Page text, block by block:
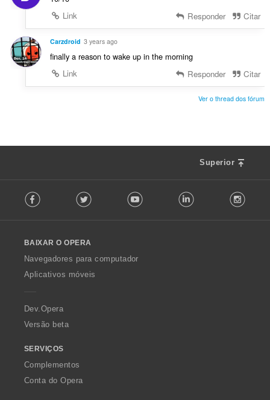
Link
Responder Citar
Carzdroid 3 years ago
finally a reason to wake up in the morning
Link
Responder Citar
Ver o thread dos fórum
Superior
o
w
O
p
a
Facebook Twitter Youtube LinkedIn
BAIXAR O OPERA
Navegadores para computador
Aplicativos móveis
Dev.Opera
Versão beta
SERVIÇOS
Complementos
Conta do Opera